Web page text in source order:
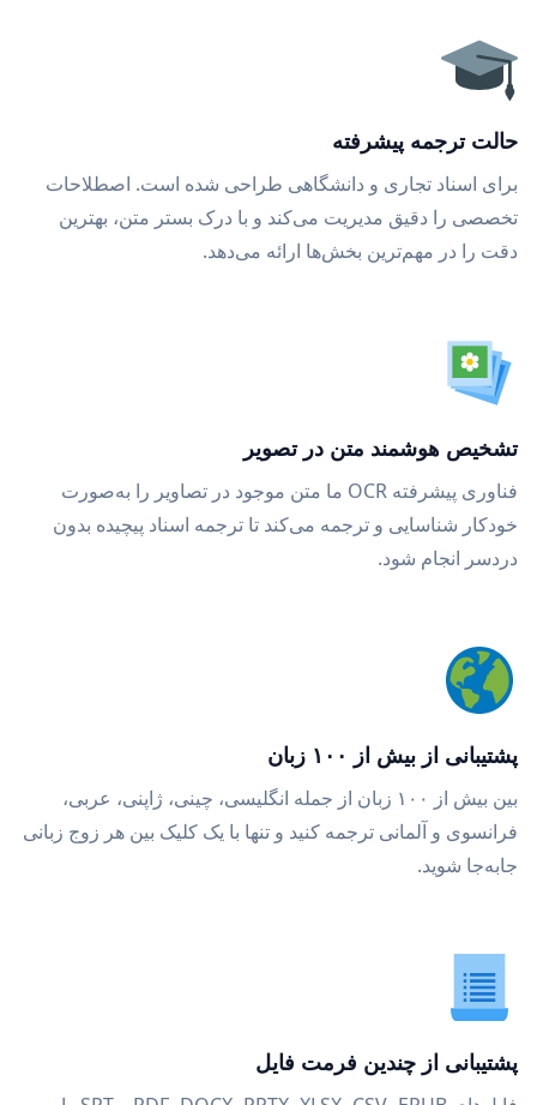
حالت ترجمه پیشرفته
برای اسناد تجاری و دانشگاهی طراحی شده است. اصطلاحات
تخصصی را دقیق مدیریت می‌کند و با درک بستر متن، بهترین
دقت را در مهم‌ترین بخش‌ها ارائه می‌دهد.
تشخیص هوشمند متن در تصویر
فناوری پیشرفته OCR ما متن موجود در تصاویر را به‌صورت
خودکار شناسایی و ترجمه می‌کند تا ترجمه اسناد پیچیده بدون
دردسر انجام شود.
پشتیبانی از بیش از ۱۰۰ زبان
بین بیش از ۱۰۰ زبان از جمله انگلیسی، چینی، ژاپنی، عربی،
فرانسوی و آلمانی ترجمه کنید و تنها با یک کلیک بین هر زوج زبانی
جابه‌جا شوید.
پشتیبانی از چندین فرمت فایل